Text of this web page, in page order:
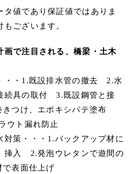
値であり保証値ではありま
ございます。
画で注目される、橋梁・土木
・・1.既設排水管の撤去 2.水
続具の取付 3.既設鋼管と接
つけ、エポキシパテ塗布
ト漏れ防止
策・・・1.バックアップ材に
挿入 2.発泡ウレタンで遊間の
表面仕上げ